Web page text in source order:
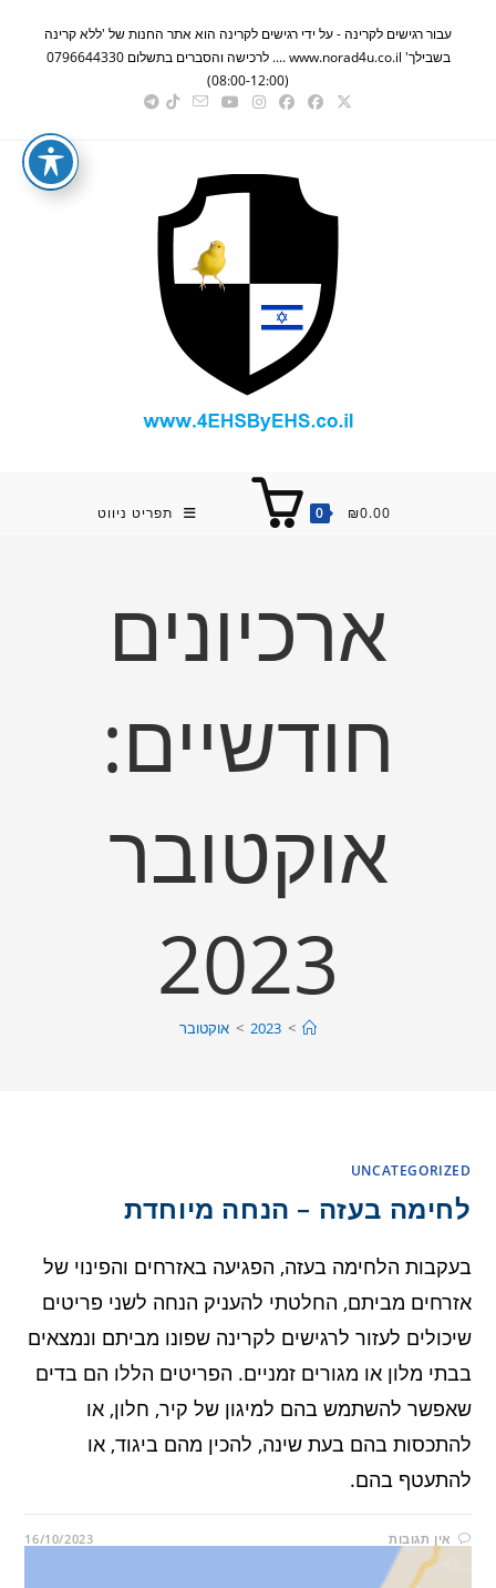
content
עבור רגישים לקרינה - על ידי רגישים לקרינה הוא אתר החנות של 'ללא קרינה
בשבילך' www.norad4u.co.il .... לרכישה והסברים בתשלום 0796644330
(08:00-12:00)
0 ₪0.00 תפריט ניווט
ארכיונים
חודשיים:
אוקטובר
2023
>
2023
> אוקטובר
UNCATEGORIZED
לחימה בעזה – הנחה מיוחדת
בעקבות הלחימה בעזה, הפגיעה באזרחים והפינוי של
אזרחים מביתם, החלטתי להעניק הנחה לשני פריטים
שיכולים לעזור לרגישים לקרינה שפונו מביתם ונמצאים
בבתי מלון או מגורים זמניים. הפריטים הללו הם בדים
שאפשר להשתמש בהם למיגון של קיר, חלון, או
להתכסות בהם בעת שינה, להכין מהם ביגוד, או
להתעטף בהם.
אין תגובות 16/10/2023